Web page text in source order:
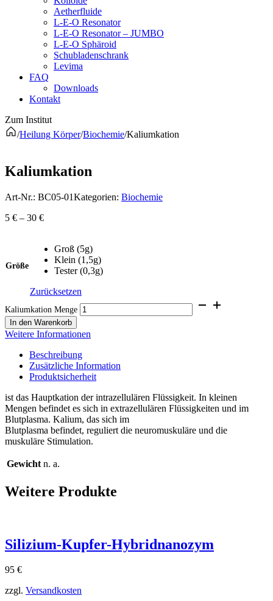
Aetherfluide
L-E-O Resonator
L-E-O Resonator – JUMBO
L-E-O Sphäroid
Schubladenschrank
Levima
FAQ
Downloads
Kontakt
Zum Institut
/Heilung Körper/Biochemie/Kaliumkation
Kaliumkation
Art-Nr.: BC05-01Kategorien: Biochemie
5 € – 30 €
Größe
Groß (5g)
Klein (1,5g)
Tester (0,3g)
Zurücksetzen
Kaliumkation Menge
In den Warenkorb
Weitere Informationen
Beschreibung
Zusätzliche Information
Produktsicherheit
ist das Hauptkation der intrazellulären Flüssigkeit. In kleinen
Mengen befindet es sich in extrazellulären Flüssigkeiten und im
Blutplasma. Kalium, das sich im
Blutplasma befindet, reguliert die neuromuskuläre und die
muskuläre Stimulation.
Gewicht n. a.
Weitere Produkte
Silizium-Kupfer-Hybridnanozym
95 €
zzgl. Versandkosten